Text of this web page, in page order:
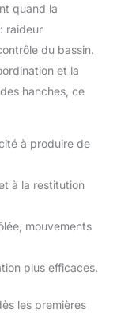
quand la
raideur
du bassin.
et la
hanches, ce
à produire de
à la restitution
mouvements
plus efficaces.
les premières